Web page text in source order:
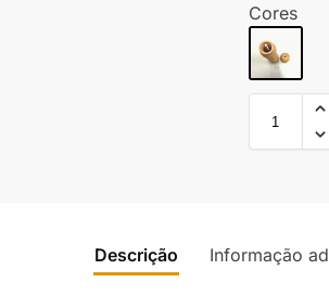
Cores
Descrição Informação